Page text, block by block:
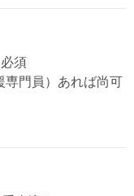
須
門員）あれば尚可